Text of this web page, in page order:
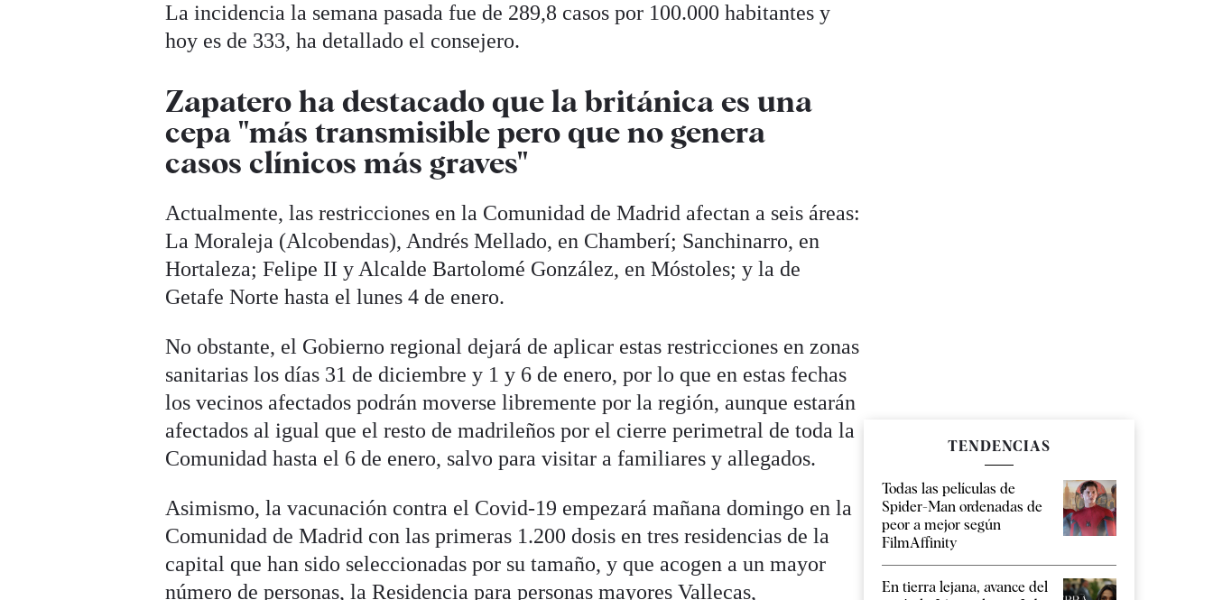
La incidencia la semana pasada fue de 289,8 casos por 100.000 habitantes y
hoy es de 333, ha detallado el consejero.
Zapatero ha destacado que la británica es una
cepa "más transmisible pero que no genera
casos clínicos más graves"
Actualmente, las restricciones en la Comunidad de Madrid afectan a seis áreas:
La Moraleja (Alcobendas), Andrés Mellado, en Chamberí; Sanchinarro, en
Hortaleza; Felipe II y Alcalde Bartolomé González, en Móstoles; y la de
Getafe Norte hasta el lunes 4 de enero.
No obstante, el Gobierno regional dejará de aplicar estas restricciones en zonas
sanitarias los días 31 de diciembre y 1 y 6 de enero, por lo que en estas fechas
los vecinos afectados podrán moverse libremente por la región, aunque estarán
afectados al igual que el resto de madrileños por el cierre perimetral de toda la
Comunidad hasta el 6 de enero, salvo para visitar a familiares y allegados.
Asimismo, la vacunación contra el Covid-19 empezará mañana domingo en la
Comunidad de Madrid con las primeras 1.200 dosis en tres residencias de la
capital que han sido seleccionadas por su tamaño, y que acogen a un mayor
número de personas, la Residencia para personas mayores Vallecas,
TENDENCIAS
Todas las películas de
Spider-Man ordenadas de
peor a mejor según
FilmAffinity
En tierra lejana, avance del